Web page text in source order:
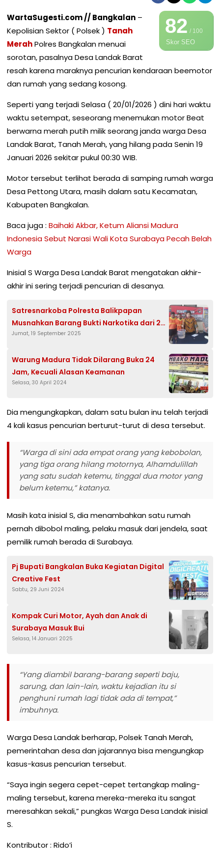
82/ 100
Skor SEO
WartaSugesti.com // Bangkalan –
Kepolisian Sektor ( Polsek ) Tanah
MerahPolres Bangkalan menuai
sorotan, pasalnya Desa Landak Barat
resah karena maraknya pencurian kendaraan beemotor
dan rumah yang sedang kosong.
Seperti yang terjadi Selasa ( 20/01/2026 ) dini hari waktu
waktu setempat, seseorang menemukan motor Beat
berwarna merah putih milik seorang janda warga Desa
Landak Barat, Tanah Merah, yang hilang pada Senin 19
Januari 2026 sekitar pukul 00:30 WIB.
Motor tersebut terlihat berada di samping rumah warga
Desa Pettong Utara, masih dalam satu Kecamatan,
Kabupaten Bangkalan.
Baca juga : Baihaki Akbar, Ketum Aliansi Madura
Indonesia Sebut Narasi Wali Kota Surabaya Pecah Belah
Warga
Inisial S Warga Desa Landak Barat mengatakan akhir-
akhir ini sering terjadi pencurian di desanya.
Satresnarkoba Polresta Balikpapan
Musnahkan Barang Bukti Narkotika dari 2
Kasus
Jumat, 19 September 2025
Warung Madura Tidak Dilarang Buka 24
Jam, Kecuali Alasan Keamanan
Selasa, 30 April 2024
Dia mengungkapkan, dalam satu bulan inu telah terjadi
4 kali kasus pencurian berturut-turut di desa tersebut.
“Warga di sini ada empat orang yang kebobolan,
yang tiga orang hilang motornya, Alhamdulillah
yang satu sudah ketemu, tinggal dua motor yang
belum ketemu,” katanya.
Masih kata inisial S, dia menambahkan satu rumah
pernah dibobol maling, pelaku masuk dari jendela, saat
pemilik rumah berada di Surabaya.
Pj Bupati Bangkalan Buka Kegiatan Digital
Creative Fest
Sabtu, 29 Juni 2024
Kompak Curi Motor, Ayah dan Anak di
Surabaya Masuk Bui
Selasa, 14 Januari 2025
“Yang diambil barang-barang seperti baju,
sarung, dan lain-lain, waktu kejadian itu si
penghuni rumah lagi tidak ada di tempat,”
imbuhnya.
Warga Desa Landak berharap, Polsek Tanah Merah,
pemerintahan desa dan jajarannya bisa mengungkap
kasus-kasus pencurian tersebut.
“Saya ingin segera cepet-cepet tertangkap maling-
maling tersebut, karena mereka-mereka itu sangat
meresahkan sekali,” pungkas Warga Desa Landak inisial
S.
Kontributor : Rido’i